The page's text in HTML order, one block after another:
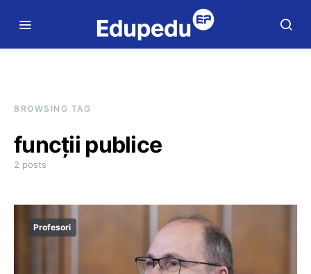
BROWSING TAG
funcții publice
2 posts
Profesori